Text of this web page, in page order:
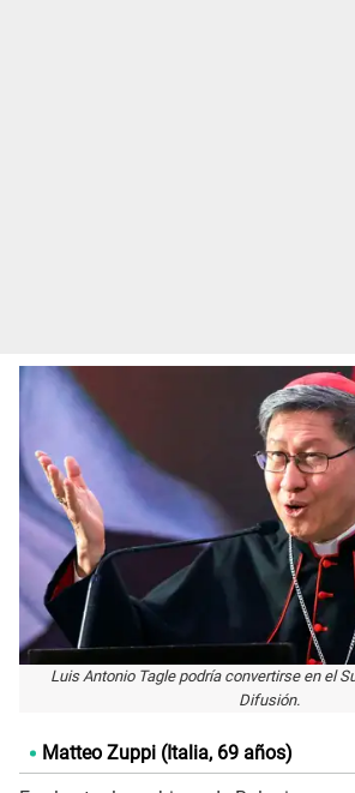
Luis Antonio Tagle podría convertirse en el
Difusión.
Matteo Zuppi (Italia, 69 años)